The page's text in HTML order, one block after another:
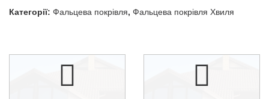
Категорії: Фальцева покрівля, Фальцева покрівля Хвиля